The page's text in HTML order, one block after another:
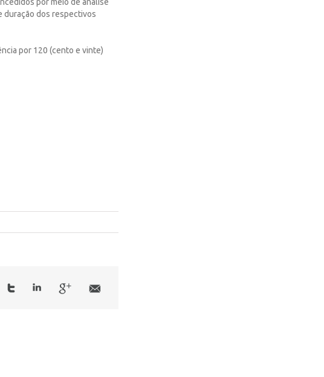
duração dos respectivos
por 120 (cento e vinte)